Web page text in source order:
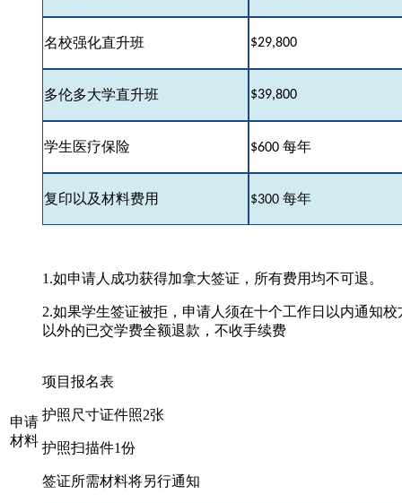
名校强化直升班 $29,800
多伦多大学直升班 $39,800
学生医疗保险 $600每年
复印以及材料费用 $300每年
1.如申请人成功获得加拿大签证，所有费用均不可退。
2.如果学生签证被拒，申请人须在十个工作日以内通知
以外的已交学费全额退款，不收手续费
申请
材料
项目报名表
护照尺寸证件照2张
护照扫描件1份
签证所需材料将另行通知